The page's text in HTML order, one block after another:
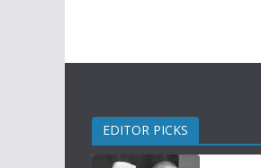
EDITOR PICKS